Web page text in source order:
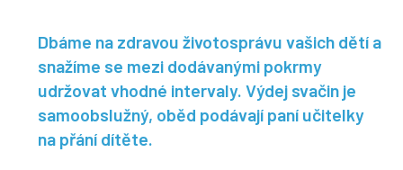
Dbáme na zdravou životosprávu vašich dětí a
snažíme se mezi dodávanými pokrmy
udržovat vhodné intervaly. Výdej svačin je
samoobslužný, oběd podávají paní učitelky
na přání dítěte.